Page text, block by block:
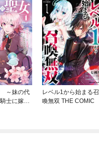
～妹の代
士に嫁ぐ
レベル1から始まる召
喚無双 THE COMIC